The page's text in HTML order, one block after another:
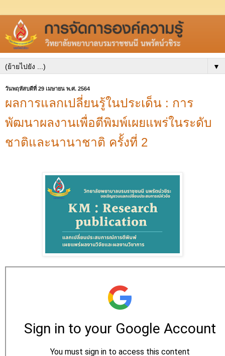
▼
วันพฤหัสบดีที่ 29 เมษายน พ.ศ. 2564
ผลการแลกเปลี่ยนรู้ในประเด็น : การ
พัฒนาผลงานเพื่อตีพิมพ์เผยแพร่ในระดับ
ชาติและนานาชาติ ครั้งที่ 2